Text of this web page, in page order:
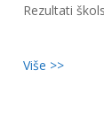
Rezultati
Više >>